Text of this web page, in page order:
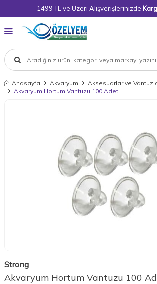
1499 TL ve Üzeri Alışverişlerinizde
Anasayfa Akvaryum
Aksesuarlar ve
Akvaryum Hortum Vantuzu 100 Adet
Strong
Akvaryum Hortum Vantuzu 100